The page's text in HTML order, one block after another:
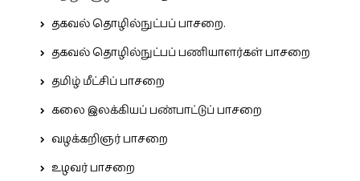
தகவல் தொழில்நுட்பப் பாசறை.
தகவல் தொழில்நுட்பப் பணியாளர்கள் பாசறை
தமிழ் மீட்சிப் பாசறை
கலை இலக்கியப் பண்பாட்டுப் பாசறை
வழக்கறிஞர் பாசறை
உழவர் பாசறை